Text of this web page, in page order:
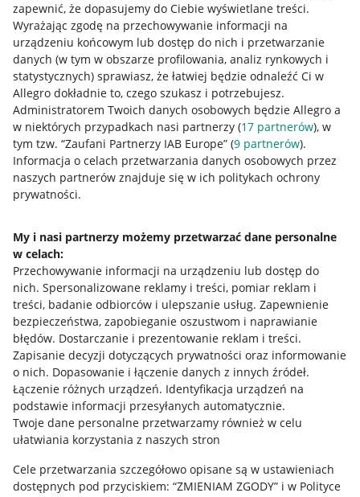
zapewnić, że dopasujemy do Ciebie wyświetlane treści.
Wyrażając zgodę na przechowywanie informacji na
urządzeniu końcowym lub dostęp do nich i przetwarzanie
danych (w tym w obszarze profilowania, analiz rynkowych i
statystycznych) sprawiasz, że łatwiej będzie odnaleźć Ci w
Allegro dokładnie to, czego szukasz i potrzebujesz.
Administratorem Twoich danych osobowych będzie Allegro a
w niektórych przypadkach nasi partnerzy (17 partnerów), w
tym tzw. “Zaufani Partnerzy IAB Europe” (9 partnerów).
Informacja o celach przetwarzania danych osobowych przez
naszych partnerów znajduje się w ich politykach ochrony
prywatności.
My i nasi partnerzy możemy przetwarzać dane personalne
w celach:
Przechowywanie informacji na urządzeniu lub dostęp do
nich. Spersonalizowane reklamy i treści, pomiar reklam i
treści, badanie odbiorców i ulepszanie usług. Zapewnienie
bezpieczeństwa, zapobieganie oszustwom i naprawianie
błędów. Dostarczanie i prezentowanie reklam i treści.
Zapisanie decyzji dotyczących prywatności oraz informowanie
o nich. Dopasowanie i łączenie danych z innych źródeł.
Łączenie różnych urządzeń. Identyfikacja urządzeń na
podstawie informacji przesyłanych automatycznie.
Twoje dane personalne przetwarzamy również w celu
ułatwiania korzystania z naszych stron
Cele przetwarzania szczegółowo opisane są w ustawieniach
dostępnych pod przyciskiem: “ZMIENIAM ZGODY” i w Polityce
Przydatne informacje
Jak to działa
Allegro Gadane dla sprzedających
Allegro Gadane dla kupujących
Mapa miejscowości
Informacje prawne
Regulamin
Polityka plików "cookies"
Ustawienia plików "cookies"
Udostępnianie lokalizacji